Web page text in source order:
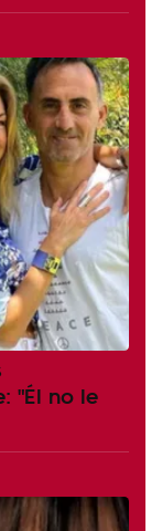
"Él no le